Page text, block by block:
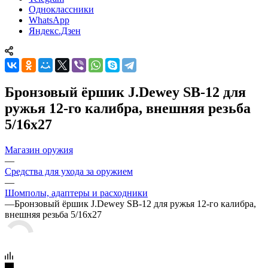
Одноклассники
WhatsApp
Яндекс.Дзен
Бронзовый ёршик J.Dewey SB-12 для
ружья 12-го калибра, внешняя резьба
5/16х27
Магазин оружия
—
Средства для ухода за оружием
—
Шомполы, адаптеры и расходники
—Бронзовый ёршик J.Dewey SB-12 для ружья 12-го калибра,
внешняя резьба 5/16х27